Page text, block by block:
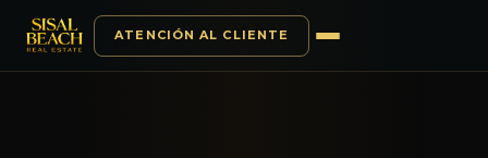
ATENCIÓN AL CLIENTE